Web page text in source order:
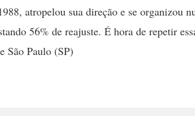
atropelou sua direção e se organizou
56% de reajuste. É hora de repetir
São Paulo (SP)